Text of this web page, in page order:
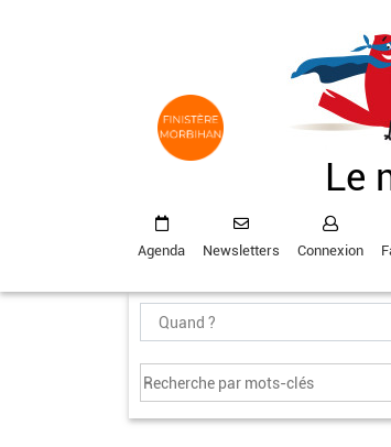
Le
Agenda Newsletters Connexion